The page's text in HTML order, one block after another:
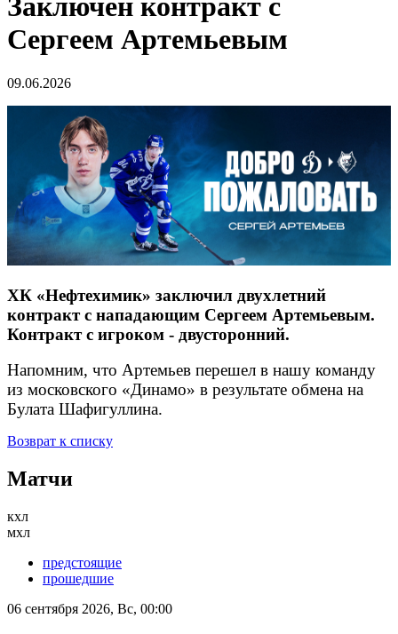
Заключен контракт с
Сергеем Артемьевым
09.06.2026
ХК «Нефтехимик» заключил двухлетний
контракт с нападающим Сергеем Артемьевым.
Контракт с игроком - двусторонний.
Напомним, что Артемьев перешел в нашу команду
из московского «Динамо» в результате обмена на
Булата Шафигуллина.
Возврат к списку
Матчи
кхл
мхл
предстоящие
прошедшие
06 сентября 2026, Вс, 00:00